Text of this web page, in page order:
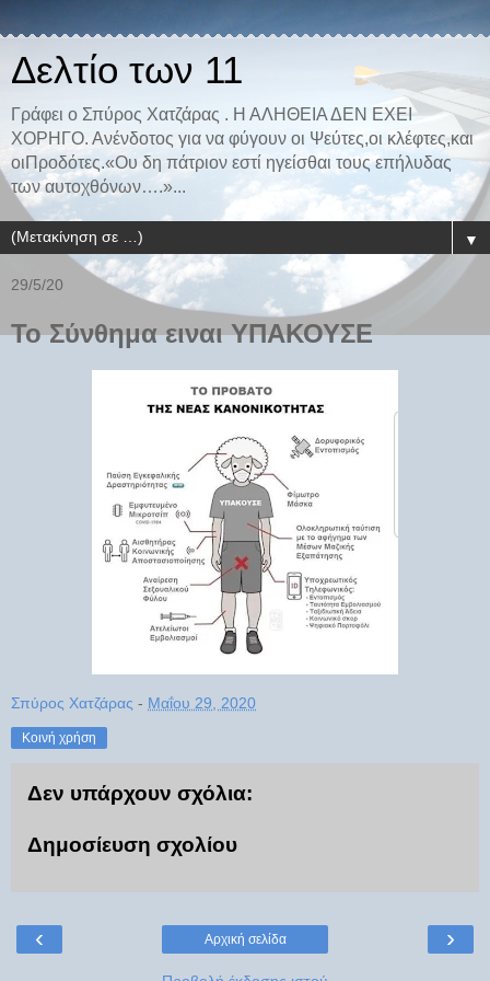
Δελτίο των 11
Γράφει ο Σπύρος Χατζάρας . Η ΑΛΗΘΕΙΑ ΔΕΝ ΕΧΕΙ
ΧΟΡΗΓΟ. Ανένδοτος για να φύγουν οι Ψεύτες,οι κλέφτες,και
οιΠροδότες.«Ου δη πάτριον εστί ηγείσθαι τους επήλυδας
των αυτοχθόνων….»...
▼
29/5/20
Το Σύνθημα ειναι ΥΠΑΚΟΥΣΕ
Σπύρος Χατζάρας - Μαΐου 29, 2020
Κοινή χρήση
Δεν υπάρχουν σχόλια:
Δημοσίευση σχολίου
‹ ›
Αρχική σελίδα